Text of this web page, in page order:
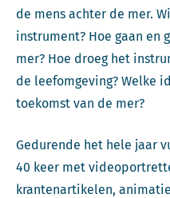
de mens achter de mer.
instrument? Hoe gaan en
mer? Hoe droeg het
de leefomgeving? Welke
toekomst van de mer?
Gedurende het hele jaar
40 keer met
krantenartikelen,